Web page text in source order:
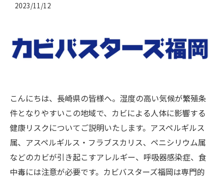
2023/11/12
こんにちは、長崎県の皆様へ。湿度の高い気候が繁殖条
件となりやすいこの地域で、カビによる人体に影響する
健康リスクについてご説明いたします。アスペルギルス
属、アスペルギルス・フラブスカリス、ペニシリウム属
などのカビが引き起こすアレルギー、呼吸器感染症、食
中毒には注意が必要です。カビバスターズ福岡は専門的